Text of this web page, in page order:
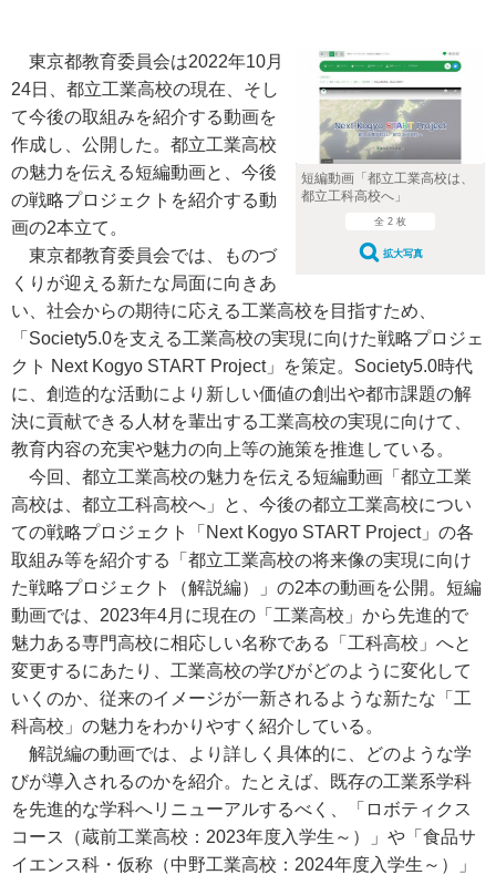
短編動画「都立工業高校は、
都立工科高校へ」
全 2 枚
拡大写真
東京都教育委員会は2022年10月
24日、都立工業高校の現在、そし
て今後の取組みを紹介する動画を
作成し、公開した。都立工業高校
の魅力を伝える短編動画と、今後
の戦略プロジェクトを紹介する動
画の2本立て。
東京都教育委員会では、ものづ
くりが迎える新たな局面に向きあ
い、社会からの期待に応える工業高校を目指すため、
「Society5.0を支える工業高校の実現に向けた戦略プロジェ
クト Next Kogyo START Project」を策定。Society5.0時代
に、創造的な活動により新しい価値の創出や都市課題の解
決に貢献できる人材を輩出する工業高校の実現に向けて、
教育内容の充実や魅力の向上等の施策を推進している。
今回、都立工業高校の魅力を伝える短編動画「都立工業
高校は、都立工科高校へ」と、今後の都立工業高校につい
ての戦略プロジェクト「Next Kogyo START Project」の各
取組み等を紹介する「都立工業高校の将来像の実現に向け
た戦略プロジェクト（解説編）」の2本の動画を公開。短編
動画では、2023年4月に現在の「工業高校」から先進的で
魅力ある専門高校に相応しい名称である「工科高校」へと
変更するにあたり、工業高校の学びがどのように変化して
いくのか、従来のイメージが一新されるような新たな「工
科高校」の魅力をわかりやすく紹介している。
解説編の動画では、より詳しく具体的に、どのような学
びが導入されるのかを紹介。たとえば、既存の工業系学科
を先進的な学科へリニューアルするべく、「ロボティクス
コース（蔵前工業高校：2023年度入学生～）」や「食品サ
イエンス科・仮称（中野工業高校：2024年度入学生～）」